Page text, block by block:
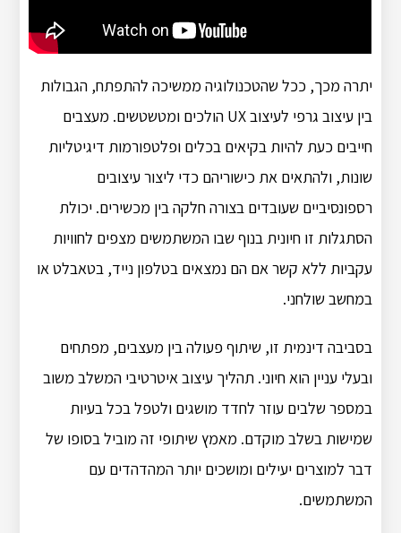
יתרה מכך, ככל שהטכנולוגיה ממשיכה להתפתח, הגבולות
בין עיצוב גרפי לעיצוב UX הולכים ומטשטשים. מעצבים
חייבים כעת להיות בקיאים בכלים ופלטפורמות דיגיטליות
שונות, ולהתאים את כישוריהם כדי ליצור עיצובים
רספונסיביים שעובדים בצורה חלקה בין מכשירים. יכולת
הסתגלות זו חיונית בנוף שבו המשתמשים מצפים לחוויות
עקביות ללא קשר אם הם נמצאים בטלפון נייד, בטאבלט או
במחשב שולחני.
בסביבה דינמית זו, שיתוף פעולה בין מעצבים, מפתחים
ובעלי עניין הוא חיוני. תהליך עיצוב איטרטיבי המשלב משוב
במספר שלבים עוזר לחדד מושגים ולטפל בכל בעיות
שמישות בשלב מוקדם. מאמץ שיתופי זה מוביל בסופו של
דבר למוצרים יעילים ומושכים יותר המהדהדים עם
המשתמשים.